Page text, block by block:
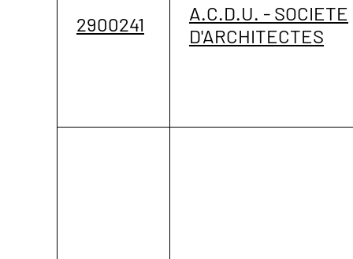
2900241
A.C.D.U. - SOCIETE
D'ARCHITECTES